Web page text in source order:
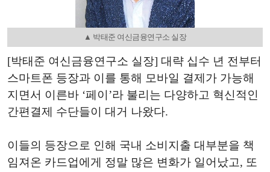
▲ 박태준 여신금융연구소 실장
[박태준 여신금융연구소 실장] 대략 십수 년 전부터
스마트폰 등장과 이를 통해 모바일 결제가 가능해
지면서 이른바 ‘페이’라 불리는 다양하고 혁신적인
간편결제 수단들이 대거 나왔다.
이들의 등장으로 인해 국내 소비지출 대부분을 책
임져온 카드업에게 정말 많은 변화가 일어났고, 또